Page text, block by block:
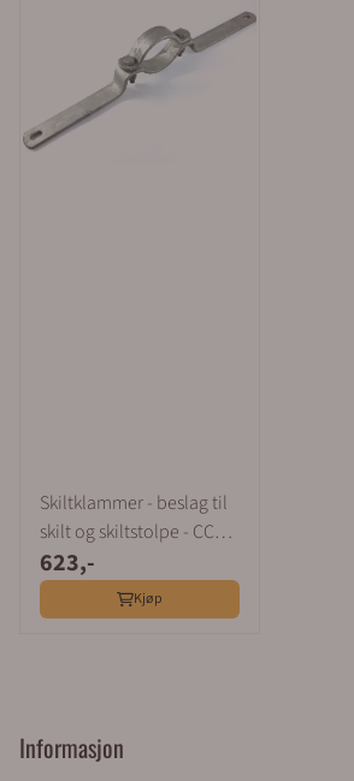
Skiltklammer - beslag til
skilt og skiltstolpe - CC
280 mm
623,-
Kjøp
Informasjon